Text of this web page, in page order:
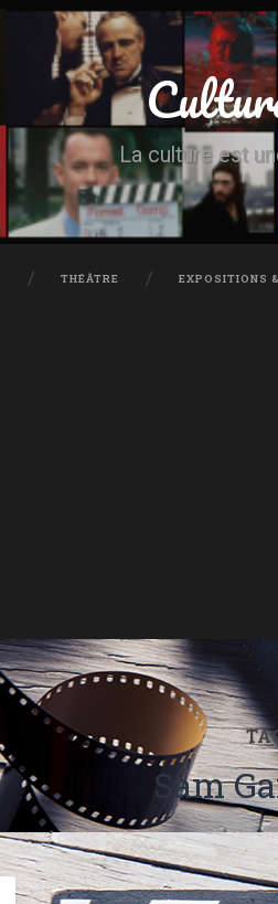
La culture est
THÉÂTRE EXPOSITIONS
Sam